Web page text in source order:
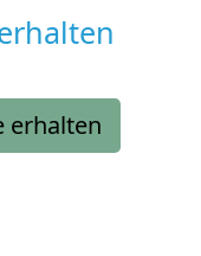
erhalten